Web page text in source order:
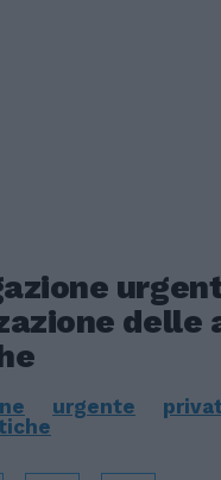
delle
urgente